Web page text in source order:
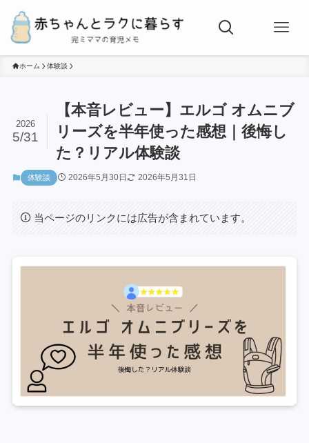
ホーム 体験談
【本音レビュー】エルゴ オムニブ
リーズを半年使った感想｜後悔し
た？リアル体験談
2026
5/31
体験談 2026年5月30日 2026年5月31日
当ページのリンクには広告が含まれています。